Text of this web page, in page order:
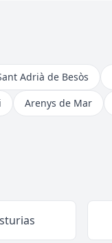
Adrià de Besòs
Arenys de Mar